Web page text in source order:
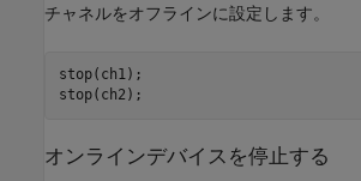
チャネルをオフラインに設定します。
stop(ch1);
stop(ch2);
オンラインデバイスを停止する